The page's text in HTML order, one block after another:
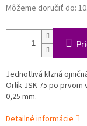
Môžeme doručiť do:
Jednotlivá klzná
Orlík JSK 75 po
0,25 mm.
Detailné informácie